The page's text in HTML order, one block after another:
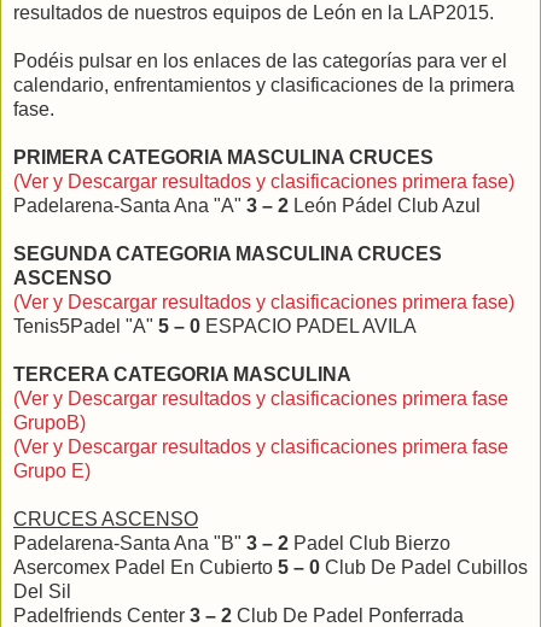
resultados de nuestros equipos de León en la LAP2015.
Podéis pulsar en los enlaces de las categorías para ver el
calendario, enfrentamientos y clasificaciones de la primera
fase.
PRIMERA CATEGORIA MASCULINA CRUCES
(Ver y Descargar resultados y clasificaciones primera fase)
Padelarena-Santa Ana "A" 3 – 2 León Pádel Club Azul
SEGUNDA CATEGORIA MASCULINA CRUCES
ASCENSO
(Ver y Descargar resultados y clasificaciones primera fase)
Tenis5Padel "A" 5 – 0 ESPACIO PADEL AVILA
TERCERA CATEGORIA MASCULINA
(Ver y Descargar resultados y clasificaciones primera fase
GrupoB)
(Ver y Descargar resultados y clasificaciones primera fase
Grupo E)
CRUCES ASCENSO
Padelarena-Santa Ana "B" 3 – 2 Padel Club Bierzo
Asercomex Padel En Cubierto 5 – 0 Club De Padel Cubillos
Del Sil
Padelfriends Center 3 – 2 Club De Padel Ponferrada